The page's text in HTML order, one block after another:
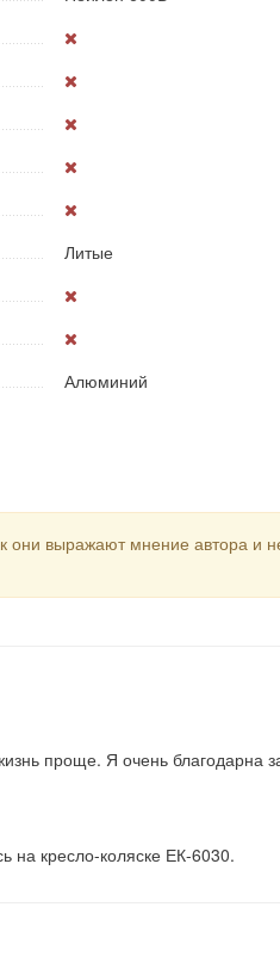
Литые
Алюминий
они выражают мнение автора
проще. Я очень благодарна
на кресло-коляске ЕК-6030.